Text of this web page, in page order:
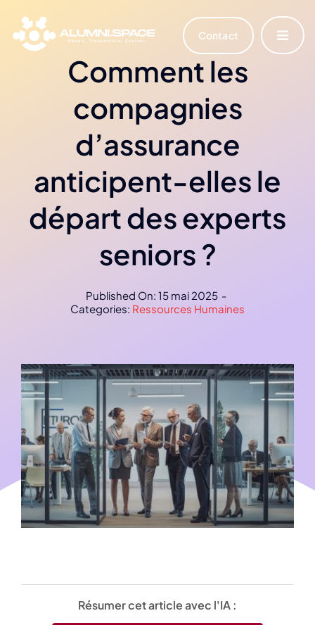
content
Contact
Toggle
Vous êtes ?
Notre solution
Actualités et Ressources
Comment les
compagnies
d’assurance
anticipent-elles le
départ des experts
seniors ?
Published On: 15 mai 2025 -
Categories: Ressources Humaines
Résumer cet article avec l'IA :